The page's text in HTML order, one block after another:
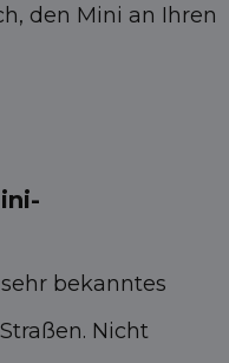
den Mini an Ihren
bekanntes
Nicht